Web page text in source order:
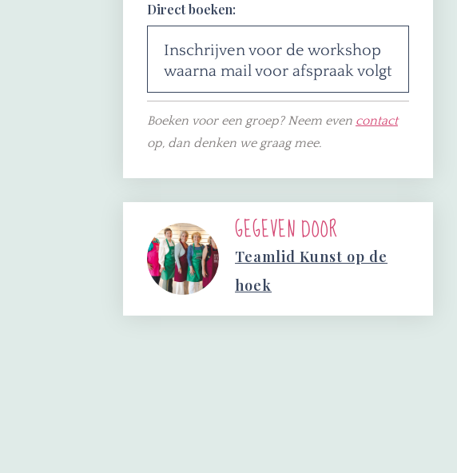
Direct boeken:
Inschrijven voor de workshop
waarna mail voor afspraak volgt
Boeken voor een groep? Neem even contact
op, dan denken we graag mee.
GEGEVEN DOOR
Teamlid Kunst op de
hoek